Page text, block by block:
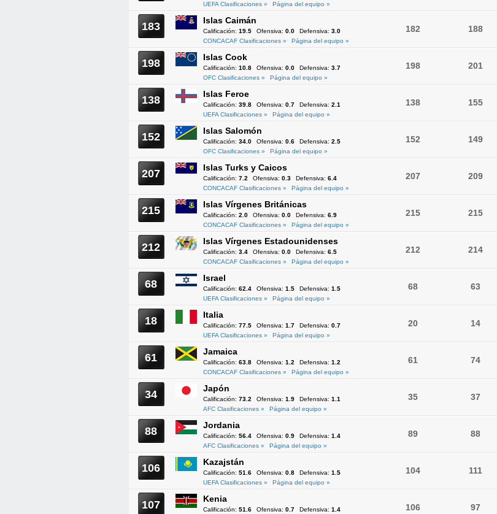
UEFA Clasificaciones »
Página del equipo »
183 Islas Caimán
Calificación: 19.5 Ofensiva: 0.0 Defensiva: 3.0
CONCACAF Clasificaciones »
Página del equipo »
182 188
198 Islas Cook
Calificación: 10.8 Ofensiva: 0.0 Defensiva: 3.7
OFC Clasificaciones »
Página del equipo »
198 201
138 Islas Feroe
Calificación: 39.8 Ofensiva: 0.7 Defensiva: 2.1
UEFA Clasificaciones »
Página del equipo »
138 155
152 Islas Salomón
Calificación: 34.0 Ofensiva: 0.6 Defensiva: 2.5
OFC Clasificaciones »
Página del equipo »
152 149
207 Islas Turks y Caicos
Calificación: 7.2 Ofensiva: 0.3 Defensiva: 6.4
CONCACAF Clasificaciones »
Página del equipo »
207 209
215 Islas Vírgenes Británicas
Calificación: 2.0 Ofensiva: 0.0 Defensiva: 6.9
CONCACAF Clasificaciones »
Página del equipo »
215 215
212 Islas Vírgenes Estadounidenses
Calificación: 3.4 Ofensiva: 0.0 Defensiva: 6.5
CONCACAF Clasificaciones »
Página del equipo »
212 214
68 Israel
Calificación: 62.4 Ofensiva: 1.5 Defensiva: 1.5
UEFA Clasificaciones »
Página del equipo »
68 63
18 Italia
Calificación: 77.5 Ofensiva: 1.7 Defensiva: 0.7
UEFA Clasificaciones »
Página del equipo »
20 14
61 Jamaica
Calificación: 63.8 Ofensiva: 1.2 Defensiva: 1.2
CONCACAF Clasificaciones »
Página del equipo »
61 74
34 Japón
Calificación: 73.2 Ofensiva: 1.9 Defensiva: 1.1
AFC Clasificaciones »
Página del equipo »
35 37
88 Jordania
Calificación: 56.4 Ofensiva: 0.9 Defensiva: 1.4
AFC Clasificaciones »
Página del equipo »
89 88
106 Kazajstán
Calificación: 51.6 Ofensiva: 0.8 Defensiva: 1.5
UEFA Clasificaciones »
Página del equipo »
104 111
107 Kenia
Calificación: 51.6 Ofensiva: 0.7 Defensiva: 1.4
106 97